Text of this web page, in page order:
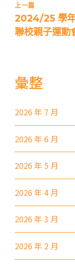
小巴
保姆車
前往方法
樂民分校
港鐵
巴士
小巴
上一篇
2024/25 學
聯校親子運動
彙整
2026 年 7 月
2026 年 6 月
2026 年 5 月
2026 年 4 月
2026 年 3 月
2026 年 2 月